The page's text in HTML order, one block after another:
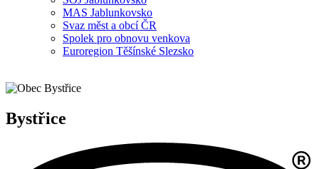
MAS Jablunkovsko
Svaz měst a obcí ČR
Spolek pro obnovu venkova
Euroregion Těšínské Slezsko
Bystřice